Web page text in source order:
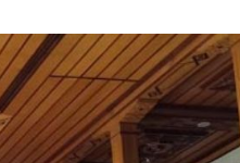
nefesleri
yatırım!